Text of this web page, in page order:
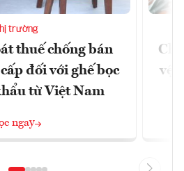
trường
thuế chống bán
đối với ghế bọc
từ Việt Nam
ngay
vệ